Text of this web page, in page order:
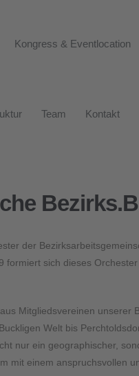
Kongress & Eventlocation
Team Kontakt
der
sich dieses
Mitgliedsvereinen unserer
Welt bis
nur ein geographischer,
mit einem anspruchsvollen